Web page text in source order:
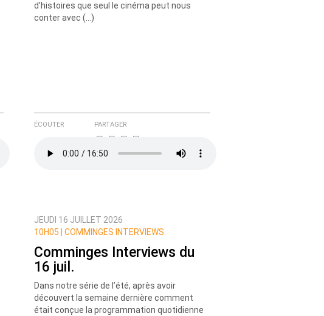
d’histoires que seul le cinéma peut nous
conter avec (…)
ÉCOUTER PARTAGER
JEUDI 16 JUILLET 2026
10H05 |
COMMINGES INTERVIEWS
Comminges Interviews du
16 juil.
Dans notre série de l’été, après avoir
découvert la semaine dernière comment
était conçue la programmation quotidienne